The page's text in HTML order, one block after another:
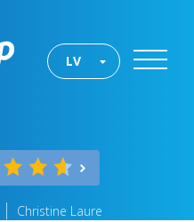
LV
Christine Laure